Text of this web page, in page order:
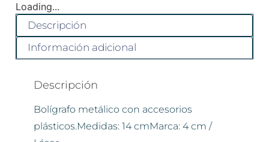
Loading...
Descripción
Información adicional
Descripción
Bolígrafo metálico con accesorios
plásticos.Medidas: 14 cmMarca: 4 cm /